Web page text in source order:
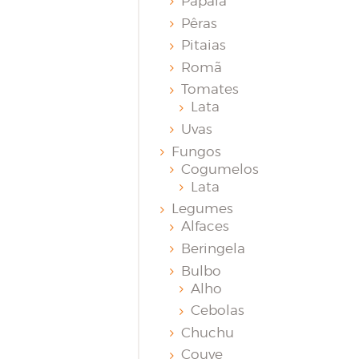
Pêras
Pitaias
Romã
Tomates
Lata
Uvas
Fungos
Cogumelos
Lata
Legumes
Alfaces
Beringela
Bulbo
Alho
Cebolas
Chuchu
Couve